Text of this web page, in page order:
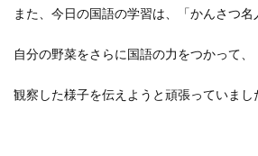
また、今日の国語の学習は、「かんさつ名
自分の野菜をさらに国語の力をつかって、
観察した様子を伝えようと頑張っていまし